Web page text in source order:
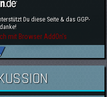
Du diese Seite & das GGP-
mit Browser AddOn's